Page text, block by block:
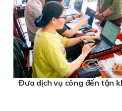
Đưa dịch vụ công đến tận